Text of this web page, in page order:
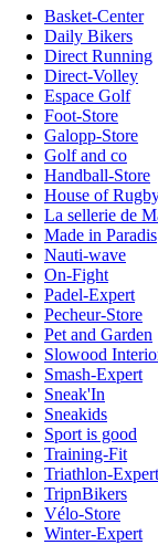
Basket-Center
Daily Bikers
Direct Running
Direct-Volley
Espace Golf
Foot-Store
Galopp-Store
Golf and co
Handball-Store
House of
La sellerie de
Made in Paradis
Nauti-wave
On-Fight
Padel-Expert
Pecheur-Store
Pet and Garden
Slowood
Smash-Expert
Sneak'In
Sneakids
Sport is good
Training-Fit
Triathlon-Expert
TripnBikers
Vélo-Store
Winter-Expert